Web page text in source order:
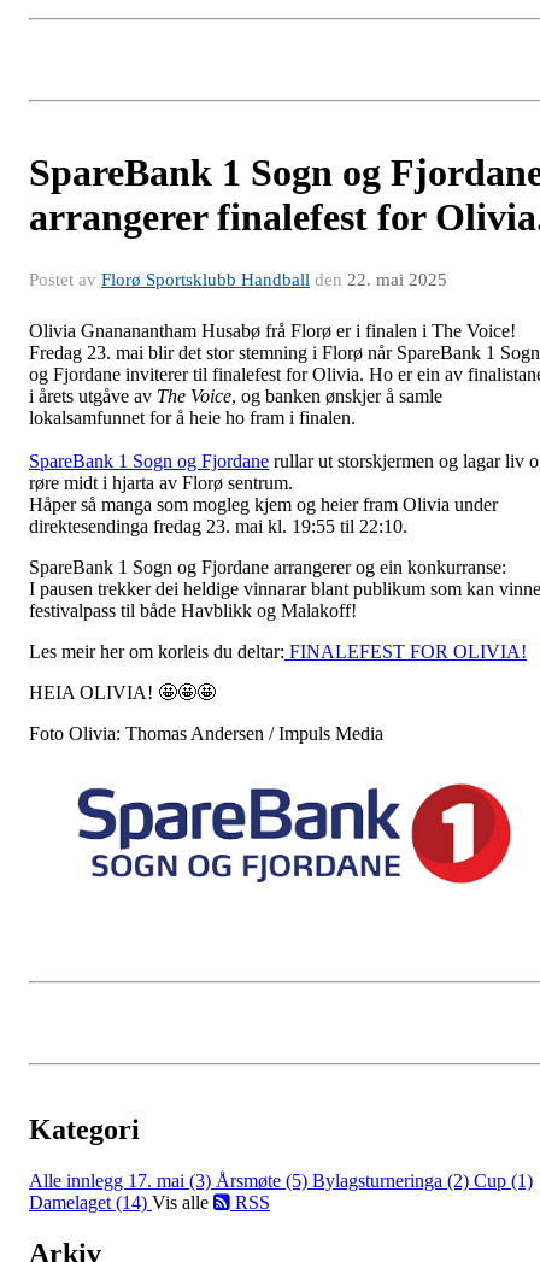
SpareBank 1 Sogn og
arrangerer finalefest for
Postet av Florø Sportsklubb Handball den 22. mai 2025
Olivia Gnananantham Husabø frå Florø er i finalen i The Voice!
Fredag 23. mai blir det stor stemning i Florø når SpareBank 1 Sogn
og Fjordane inviterer til finalefest for Olivia. Ho er ein av
i årets utgåve av The Voice, og banken ønskjer å samle
lokalsamfunnet for å heie ho fram i finalen.
SpareBank 1 Sogn og Fjordane rullar ut storskjermen og lagar liv
røre midt i hjarta av Florø sentrum.
Håper så manga som mogleg kjem og heier fram Olivia under
direktesendinga fredag 23. mai kl. 19:55 til 22:10.
SpareBank 1 Sogn og Fjordane arrangerer og ein konkurranse:
I pausen trekker dei heldige vinnarar blant publikum som kan vinne
festivalpass til både Havblikk og Malakoff!
Les meir her om korleis du deltar: FINALEFEST FOR OLIVIA!
HEIA OLIVIA! 🤩🤩🤩
Foto Olivia: Thomas Andersen / Impuls Media
Kategori
Alle innlegg 17. mai (3) Årsmøte (5) Bylagsturneringa (2) Cup (1)
Damelaget (14) Vis alle RSS
Arkiv